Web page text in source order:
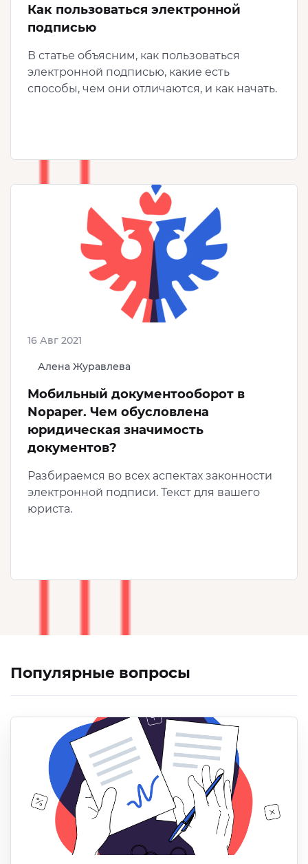
Как пользоваться электронной
подписью
В статье объясним, как пользоваться
электронной подписью, какие есть
способы, чем они отличаются, и как начать.
Алена Журавлева
16 Авг 2021
Мобильный документооборот в
Nopaper. Чем обусловлена
юридическая значимость
документов?
Разбираемся во всех аспектах законности
электронной подписи. Текст для вашего
юриста.
Популярные вопросы